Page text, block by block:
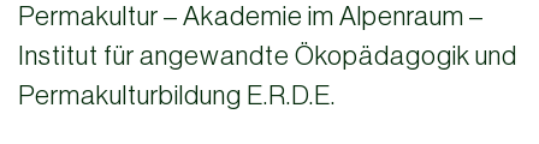
Permakultur – Akademie im Alpenraum –
Institut für angewandte Ökopädagogik und
Permakulturbildung E.R.D.E.